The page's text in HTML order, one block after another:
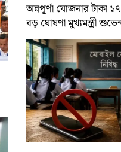
অন্নপূর্ণা যোজনার টাকা
বড় ঘোষণা মুখ্যমন্ত্রী